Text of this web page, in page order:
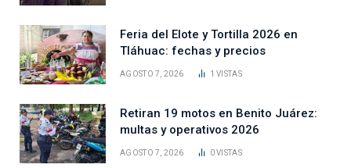
Feria del Elote y Tortilla 2026 en
Tláhuac: fechas y precios
AGOSTO 7, 2026 1VISTAS
Retiran 19 motos en Benito Juárez:
multas y operativos 2026
AGOSTO 7, 2026 0VISTAS